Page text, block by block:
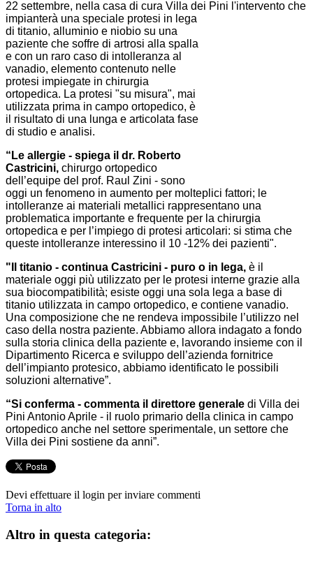
22 settembre, nella casa di cura Villa dei Pini l'intervento che
impianterà una speciale protesi in lega
di titanio, alluminio e niobio su una
paziente che soffre di artrosi alla spalla
e con un raro caso di intolleranza al
vanadio, elemento contenuto nelle
protesi impiegate in chirurgia
ortopedica. La protesi "su misura", mai
utilizzata prima in campo ortopedico, è
il risultato di una lunga e articolata fase
di studio e analisi.
“Le allergie - spiega il dr. Roberto
Castricini, chirurgo ortopedico
dell’equipe del prof. Raul Zini - sono
oggi un fenomeno in aumento per molteplici fattori; le
intolleranze ai materiali metallici rappresentano una
problematica importante e frequente per la chirurgia
ortopedica e per l’impiego di protesi articolari: si stima che
queste intolleranze interessino il 10 -12% dei pazienti".
"Il titanio - continua Castricini - puro o in lega, è il
materiale oggi più utilizzato per le protesi interne grazie alla
sua biocompatibilità; esiste oggi una sola lega a base di
titanio utilizzata in campo ortopedico, e contiene vanadio.
Una composizione che ne rendeva impossibile l’utilizzo nel
caso della nostra paziente. Abbiamo allora indagato a fondo
sulla storia clinica della paziente e, lavorando insieme con il
Dipartimento Ricerca e sviluppo dell’azienda fornitrice
dell’impianto protesico, abbiamo identificato le possibili
soluzioni alternative”.
“Si conferma - commenta il direttore generale di Villa dei
Pini Antonio Aprile - il ruolo primario della clinica in campo
ortopedico anche nel settore sperimentale, un settore che
Villa dei Pini sostiene da anni”.
Devi effettuare il login per inviare commenti
Torna in alto
Altro in questa categoria: